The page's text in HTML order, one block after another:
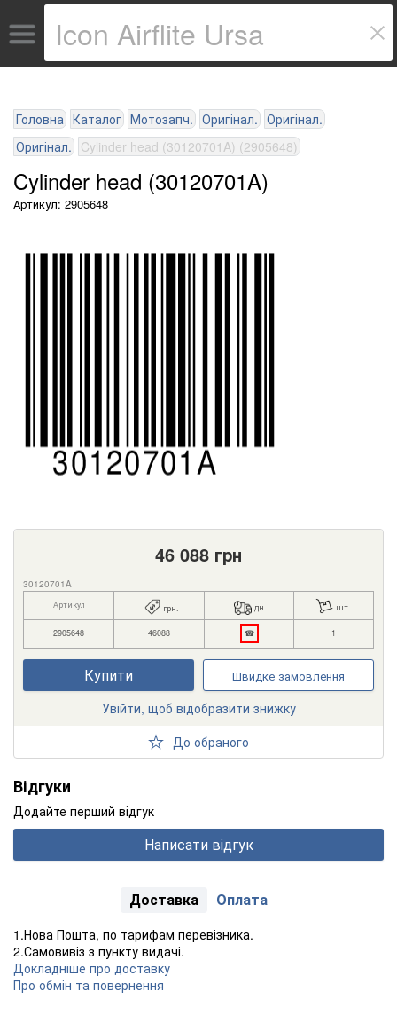
Головна Каталог Мотозапч. Оригінал. Оригінал.
Оригінал. Cylinder head (30120701A) (2905648)
Cylinder head (30120701A)
Артикул: 2905648
46 088 грн
30120701A
Артикул грн. дн. шт.
2905648 46088 ☎ 1
Купити Швидке замовлення
Увійти, щоб відобразити знижку
До обраного
Відгуки
Додайте перший відгук
Написати відгук
Доставка Оплата
1.Нова Пошта, по тарифам перевізника.
2.Самовивіз з пункту видачі.
Докладніше про доставку
Про обмін та повернення